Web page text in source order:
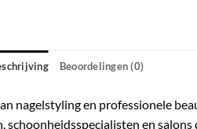
Beoordelingen (0)
nagelstyling en professionele
en